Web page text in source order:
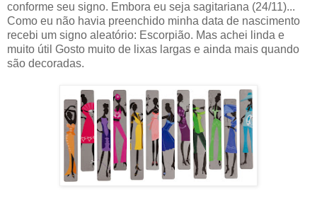
conforme seu signo. Embora eu seja sagitariana (24/11)...
Como eu não havia preenchido minha data de nascimento
recebi um signo aleatório: Escorpião. Mas achei linda e
muito útil Gosto muito de lixas largas e ainda mais quando
são decoradas.